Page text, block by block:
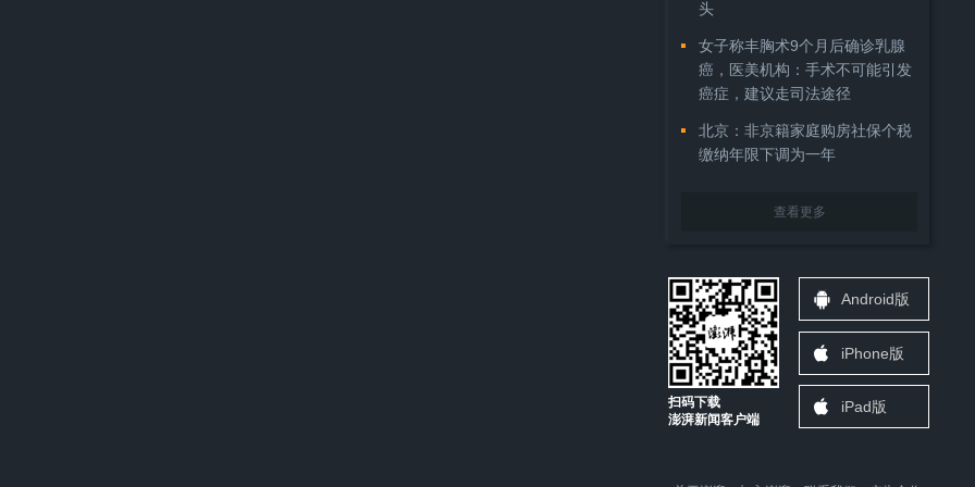
头
女子称丰胸术9个月后确诊乳腺
癌，医美机构：手术不可能引发
癌症，建议走司法途径
北京：非京籍家庭购房社保个税
缴纳年限下调为一年
查看更多
扫码下载
澎湃新闻客户端
Android版
iPhone版
iPad版